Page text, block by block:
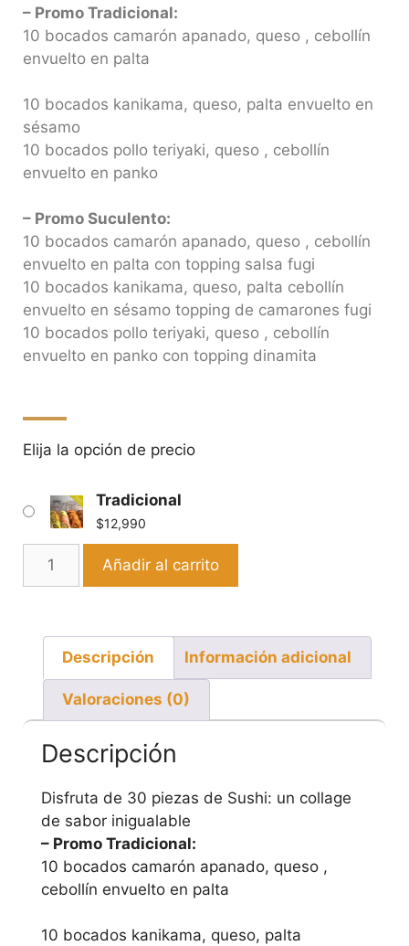
– Promo Tradicional:
10 bocados camarón apanado, queso , cebollín
envuelto en palta
10 bocados kanikama, queso, palta envuelto en
sésamo
10 bocados pollo teriyaki, queso , cebollín
envuelto en panko
– Promo Suculento:
10 bocados camarón apanado, queso , cebollín
envuelto en palta con topping salsa fugi
10 bocados kanikama, queso, palta cebollín
envuelto en sésamo topping de camarones fugi
10 bocados pollo teriyaki, queso , cebollín
envuelto en panko con topping dinamita
Elija la opción de precio
Tradicional
$12,990
Añadir al carrito
Descripción Información adicional
Valoraciones (0)
Descripción
Disfruta de 30 piezas de Sushi: un collage
de sabor inigualable
– Promo Tradicional:
10 bocados camarón apanado, queso ,
cebollín envuelto en palta
10 bocados kanikama, queso, palta